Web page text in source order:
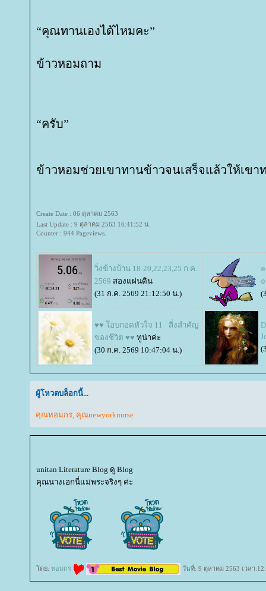
“คุณทานเองได้ไหมคะ”
ข้าวหอมถาม
“ครับ”
ข้าวหอมช่วยเขาทานข้าวจนเสร็จแล้วให้เขา
Create Date : 06 ตุลาคม 2563
Last Update : 9 ตุลาคม 2563 16:41:52 น.
Counter : 944 Pageviews.
วิ่งข้างบ้าน 18-20,22,23,25 ก.ค.
2569 สองแผ่นดิน
(31 ก.ค. 2569 21:12:50 น.)
๏
♥♥ โอบกอดหัวใจ 11 · สิ่งสำคัญ
ของชีวิต ♥♥ ทูน่าค่ะ
(30 ก.ค. 2569 10:47:04 น.)
ผู้โหวตบล็อกนี้...
คุณหอมกร, คุณnewyorknurse
unitan Literature Blog ดู Blog
คุณนางเอกนี่แม่พระจริงๆ ค่ะ
ดย: หอมกร วันที่: 9 ตุลาคม 2563 เวลา